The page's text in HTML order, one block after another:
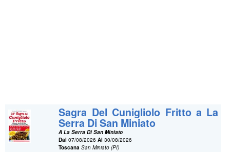
Sagra Del Cunigliolo Fritto a La
Serra Di San Miniato
A La Serra Di San Miniato
Dal 07/08/2026Al 30/08/2026
Toscana San Miniato (PI)